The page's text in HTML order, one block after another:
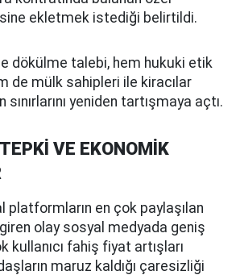
ekletmek istediği belirtildi.
dökülme talebi, hem hukuki etik
de mülk sahipleri ile kiracılar
yeniden tartışmaya açtı.
VE EKONOMİK
platformların en çok paylaşılan
olay sosyal medyada geniş
kullanıcı fahiş fiyat artışları
maruz kaldığı çaresizliği